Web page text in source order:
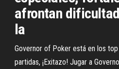
afrontan
la
Governor of Poker está en los
partidas, ¡Exitazo! Jugar a